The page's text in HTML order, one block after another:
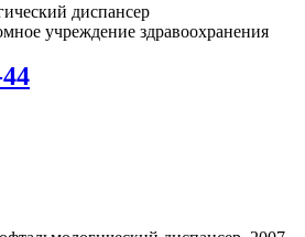
диспансер
учреждение здравоохранения